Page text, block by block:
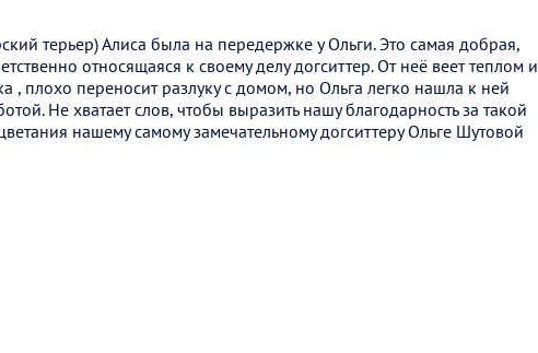
терьер) Алиса была на передержке у Ольги. Это самая добрая,
относящаяся к своему делу догситтер. От неё веет теплом и
, плохо переносит разлуку с домом, но Ольга легко нашла к ней
Не хватает слов, чтобы выразить нашу благодарность за такой
нашему самому замечательному догситтеру Ольге Шутовой